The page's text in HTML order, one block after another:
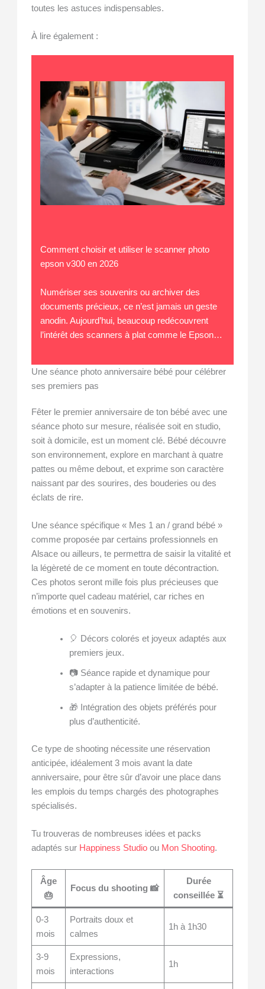
toutes les astuces indispensables.
À lire également :
Comment choisir et utiliser le scanner photo
epson v300 en 2026
Numériser ses souvenirs ou archiver des
documents précieux, ce n’est jamais un geste
anodin. Aujourd’hui, beaucoup redécouvrent
l’intérêt des scanners à plat comme le Epson…
Une séance photo anniversaire bébé pour célébrer
ses premiers pas
Fêter le premier anniversaire de ton bébé avec une
séance photo sur mesure, réalisée soit en studio,
soit à domicile, est un moment clé. Bébé découvre
son environnement, explore en marchant à quatre
pattes ou même debout, et exprime son caractère
naissant par des sourires, des bouderies ou des
éclats de rire.
Une séance spécifique « Mes 1 an / grand bébé »
comme proposée par certains professionnels en
Alsace ou ailleurs, te permettra de saisir la vitalité et
la légèreté de ce moment en toute décontraction.
Ces photos seront mille fois plus précieuses que
n’importe quel cadeau matériel, car riches en
émotions et en souvenirs.
🎈 Décors colorés et joyeux adaptés aux
premiers jeux.
📷 Séance rapide et dynamique pour
s’adapter à la patience limitée de bébé.
🎁 Intégration des objets préférés pour
plus d’authenticité.
Ce type de shooting nécessite une réservation
anticipée, idéalement 3 mois avant la date
anniversaire, pour être sûr d’avoir une place dans
les emplois du temps chargés des photographes
spécialisés.
Tu trouveras de nombreuses idées et packs
adaptés sur Happiness Studio ou Mon Shooting.
Âge
🎂
Focus du shooting 📸
Durée
conseillée ⏳
0-3
mois
Portraits doux et
calmes
1h à 1h30
3-9
mois
Expressions,
interactions
1h